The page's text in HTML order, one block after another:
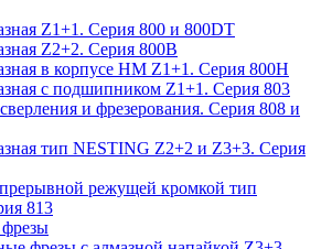
Z1+1. Серия 800 и 800DT
Z2+2. Серия 800B
в корпусе НМ Z1+1. Серия 800H
с подшипником Z1+1. Серия 803
и фрезерования. Серия 808 и
тип NESTING Z2+2 и Z3+3. Серия
режущей кромкой тип
813